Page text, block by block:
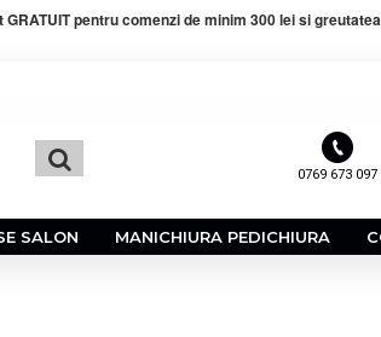
GRATUIT pentru comenzi de minim 300 lei si
0769 673 097
SALON MANICHIURA PEDICHIURA